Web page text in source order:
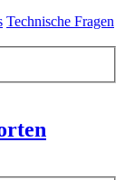
Technische Fragen